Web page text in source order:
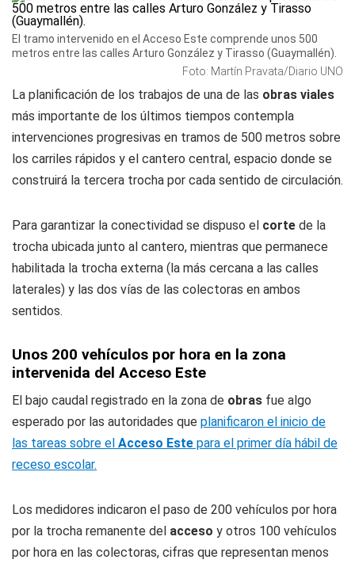
El tramo intervenido en el Acceso Este comprende unos 500
metros entre las calles Arturo González y Tirasso (Guaymallén).
Foto: Martín Pravata/Diario UNO
La planificación de los trabajos de una de las obras viales
más importante de los últimos tiempos contempla
intervenciones progresivas en tramos de 500 metros sobre
los carriles rápidos y el cantero central, espacio donde se
construirá la tercera trocha por cada sentido de circulación.
Para garantizar la conectividad se dispuso el corte de la
trocha ubicada junto al cantero, mientras que permanece
habilitada la trocha externa (la más cercana a las calles
laterales) y las dos vías de las colectoras en ambos
sentidos.
Unos 200 vehículos por hora en la zona
intervenida del Acceso Este
El bajo caudal registrado en la zona de obras fue algo
esperado por las autoridades que planificaron el inicio de
las tareas sobre el Acceso Este para el primer día hábil de
receso escolar.
Los medidores indicaron el paso de 200 vehículos por hora
por la trocha remanente del acceso y otros 100 vehículos
por hora en las colectoras, cifras que representan menos